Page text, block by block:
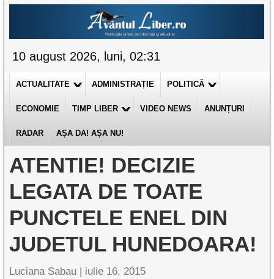
10 august 2026, luni, 02:31
ACTUALITATE ADMINISTRAȚIE POLITICĂ
ECONOMIE TIMP LIBER VIDEO NEWS ANUNȚURI
RADAR AȘA DA! AȘA NU!
ATENTIE! DECIZIE
LEGATA DE TOATE
PUNCTELE ENEL DIN
JUDETUL HUNEDOARA!
Luciana Sabau | iulie 16, 2015